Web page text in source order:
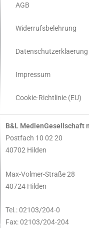
AGB
Widerrufsbelehrung
Datenschutzerklaerung
Impressum
Cookie-Richtlinie (EU)
B&L MedienGesellschaft
Postfach 10 02 20
40702 Hilden
Max-Volmer-Straße 28
40724 Hilden
Tel.: 02103/204-0
Fax: 02103/204-204